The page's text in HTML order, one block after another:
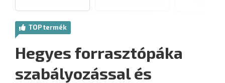
TOP termék
Hegyes forrasztópáka
szabályozással és